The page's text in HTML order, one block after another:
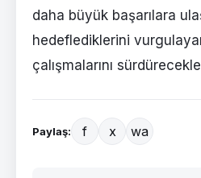
daha büyük başarılara
hedeflediklerini
çalışmalarını
Paylaş: f x wa